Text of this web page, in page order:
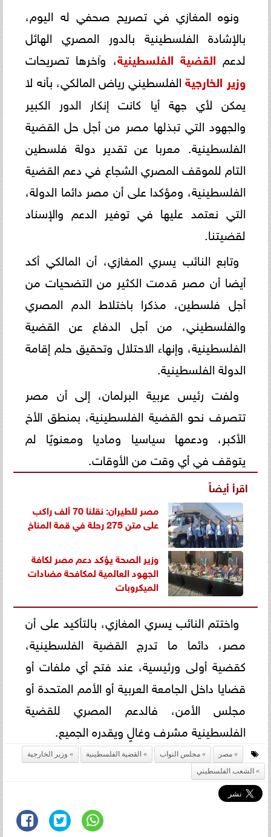
ونوه المغازي في تصريح صحفي له اليوم،
بالإشادة الفلسطينية بالدور المصري الهائل
لدعم القضية الفلسطينية، وآخرها تصريحات
وزير الخارجيةالفلسطيني رياض المالكي، بأنه لا
يمكن لأي جهة أيا كانت إنكار الدور الكبير
والجهود التي تبذلها مصر من أجل حل القضية
الفلسطينية. معربا عن تقدير دولة فلسطين
التام للموقف المصري الشجاع في دعم القضية
الفلسطينية، ومؤكدا على أن مصر دائما الدولة،
التي نعتمد عليها في توفير الدعم والإسناد
لقضيتنا.
وتابع النائب يسري المغازي، أن المالكي أكد
أيضا أن مصر قدمت الكثير من التضحيات من
أجل فلسطين، مذكرا باختلاط الدم المصري
والفلسطيني، من أجل الدفاع عن القضية
الفلسطينية، وإنهاء الاحتلال وتحقيق حلم إقامة
الدولة الفلسطينية.
ولفت رئيس عربية البرلمان، إلى أن مصر
تتصرف نحو القضية الفلسطينية، بمنطق الأخ
الأكبر، ودعمها سياسيا وماديا ومعنويًا لم
يتوقف في أي وقت من الأوقات.
اقرأ أيضاً
مصر للطيران: نقلنا 70 ألف راكب
على متن 275 رحلة في قمة المناخ
وزير الصحة يؤكد دعم مصر لكافة
الجهود العالمية لمكافحة مضادات
الميكروبات
واختتم النائب يسري المغازي، بالتأكيد على أن
مصر، دائما ما تدرج القضية الفلسطينية،
كقضية أولى ورئيسية، عند فتح أي ملفات أو
قضايا داخل الجامعة العربية أو الأمم المتحدة أو
مجلس الأمن، فالدعم المصري للقضية
الفلسطينية مشرف وغالٍ ويقدره الجميع.
مصر مجلس النواب القضية الفلسطينية
وزير الخارجية
الشعب الفلسطيني